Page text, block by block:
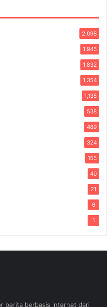
2,098
1,945
1,832
1,354
1,135
538
489
324
155
40
21
6
1
berita berbasis internet dari